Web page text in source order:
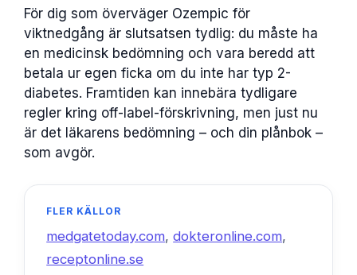
För dig som överväger Ozempic för
viktnedgång är slutsatsen tydlig: du måste ha
en medicinsk bedömning och vara beredd att
betala ur egen ficka om du inte har typ 2-
diabetes. Framtiden kan innebära tydligare
regler kring off-label-förskrivning, men just nu
är det läkarens bedömning – och din plånbok –
som avgör.
FLER KÄLLOR
medgatetoday.com,dokteronline.com,
receptonline.se